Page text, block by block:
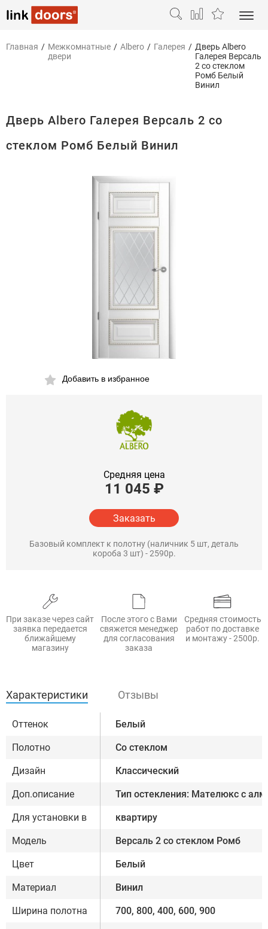
Главная / Межкомнатные
двери
/ Albero / Галерея / Дверь Albero
Галерея Версаль
2 со стеклом
Ромб Белый
Винил
Дверь Albero Галерея Версаль 2 со
стеклом Ромб Белый Винил
Добавить в избранное
Средняя цена
11 045 ₽
Заказать
Базовый комплект к полотну (наличник 5 шт, деталь
короба 3 шт) - 2590р.
При заказе через сайт
заявка передается
ближайшему
магазину
После этого с Вами
свяжется менеджер
для согласования
заказа
Средняя стоимость
работ по доставке
и монтажу - 2500р.
Характеристики Отзывы
Оттенок Белый
Полотно Со стеклом
Дизайн Классический
Доп.описание Тип остекления: Мателюкс с
Для установки в квартиру
Модель Версаль 2 со стеклом Ромб
Цвет Белый
Материал Винил
Ширина полотна 700, 800, 400, 600, 900